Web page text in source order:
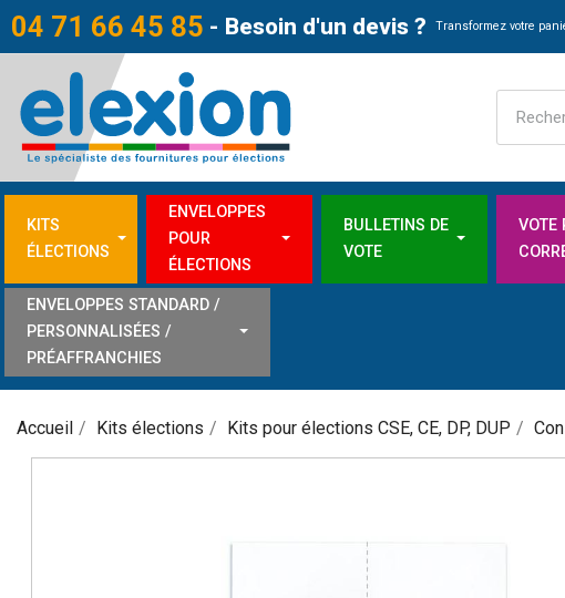
04 71 66 45 85 - Besoin d'un devis ? Transformez votre
KITS
ÉLECTIONS
ENVELOPPES
POUR
ÉLECTIONS
BULLETINS DE
VOTE
VOTE
ENVELOPPES STANDARD /
PERSONNALISÉES /
PRÉAFFRANCHIES
Accueil Kits élections Kits pour élections CSE, CE, DP, DUP